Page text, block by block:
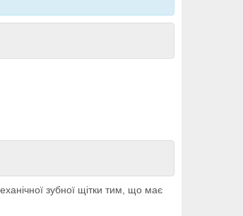
зубної щітки тим, що має